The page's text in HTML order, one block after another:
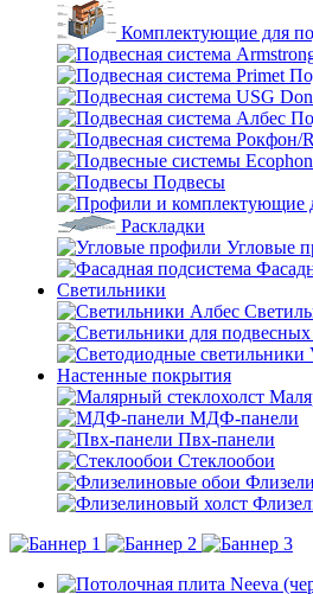
Комплектующие для
Подвесы
Раскладки
Угловые
Светильники
Настенные покрытия
МДФ-панели
Пвх-панели
Стеклообои